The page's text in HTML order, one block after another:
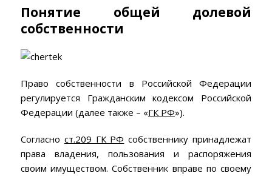
Понятие общей долевой
собственности
Право собственности в Российской Федерации
регулируется Гражданским кодексом Российской
Федерации (далее также – «ГК РФ»).
Согласно ст.209 ГК РФ собственнику принадлежат
права владения, пользования и распоряжения
своим имуществом. Собственник вправе по своему